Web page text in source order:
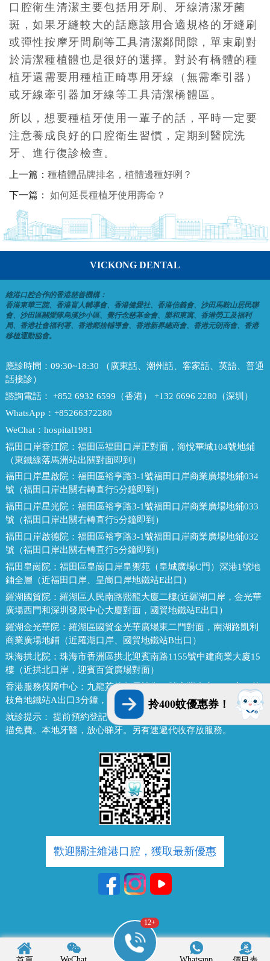
口腔衛生清潔主要包括用牙刷、牙線清潔牙菌
斑，如果牙縫較大的話應該用合適規格的牙縫刷
或彈性按摩牙間刷等工具清潔鄰間隙，單束刷對
於清潔種植體也是很好的選擇。對於有橋體的種
植牙還需要用種植正畸專用牙線（無需牽引器）
或牙線牽引器加牙線等工具清潔橋體區。
所以，想要種植牙使用一輩子的話，平時一定要
注意養成良好的口腔衛生習慣，定期到醫院洗
牙、進行復診檢查。
上一篇： 種植體品牌排名，植體邊種好咧？
下一篇： 如何延長種植牙使用壽命？
VICKONG DENTAL
維港口腔合作的香港慈善機構：
香港東華三院、香港盲人輔導會、香港健愛社、香港信義會、沙田馬鞍山居民聯
會、沙田區關愛隊烏溪沙小區、覺行念慈基金會、樂和東寓、香港勞工及福利
局、香港社會福利署、香港鄰捨輔導會、香港新界總商會、香港元朗商會、香港
移植運動協會。
應診時間： 09:30~18:30 （廣東話、潮州話、客家話、英語、普通
話接診）
諮詢電話： +852 6932 6599（香港） +132 6696 2280（深圳）
WhatsApp： +85266372280
WeChat： hospital1981
福田口岸香江院： 福田區福田口岸正對面，海悅華城104號地鋪
（東鐵線落馬洲站出關對面即到）
福田口岸星啟院： 福田區裕亨路3-1號福田口岸商業廣場地鋪034
號（福田口岸出關右轉直行5分鐘即到）
福田口岸星光院： 福田區裕亨路3-1號福田口岸商業廣場地鋪033
號（福田口岸出關右轉直行5分鐘即到）
福田口岸啟德院： 福田區裕亨路3-1號福田口岸商業廣場地鋪032
號（福田口岸出關右轉直行5分鐘即到）
福田皇崗院： 福田區皇崗口岸皇禦苑（皇城廣場C門）深港1號地
鋪全層（近福田口岸、皇崗口岸地鐵站E出口）
羅湖國貿院： 羅湖區人民南路熙龍大廈二樓(近羅湖口岸，金光華
廣場西門和深圳發展中心大廈對面，國貿地鐵站E出口）
羅湖金光華院： 羅湖區國貿金光華廣場東二門對面，南湖路凱利
商業廣場地鋪（近羅湖口岸、國貿地鐵站B出口）
珠海拱北院： 珠海市香洲區拱北迎賓南路1155號中建商業大廈15
樓（近拱北口岸，迎賓百貨廣場對面）
香港服務保障中心： 九龍荔枝角長裕街11號定豐中心1306室（荔
枝角地鐵站A出口3分鐘，香港辦公室暫不應診，提供網絡諮詢）
就診提示： 提前預約登記，X-ray、CT院內檢查免費，3D數字掃
描免費。本地牙醫，放心睇牙。另有速遞代收存放服務。
歡迎關注維港口腔，獲取最新優惠
10 +
拎400蚊優惠券！